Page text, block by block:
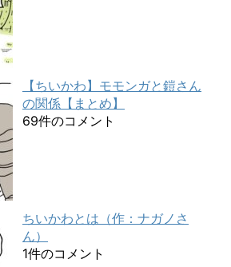
【ちいかわ】モモンガと鎧さん
の関係【まとめ】
69件のコメント
ちいかわとは（作：ナガノさ
ん）
1件のコメント